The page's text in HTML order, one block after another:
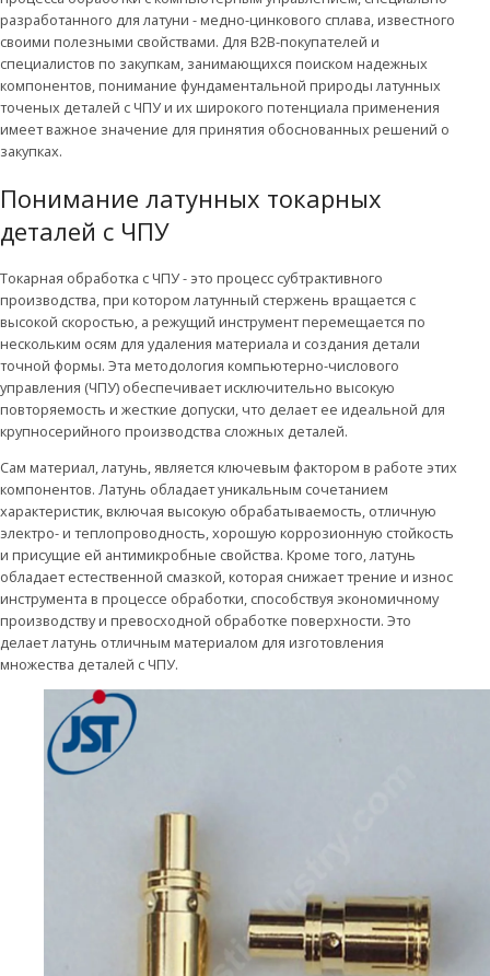
разработанного для латуни - медно-цинкового сплава, известного
своими полезными свойствами. Для B2B-покупателей и
специалистов по закупкам, занимающихся поиском надежных
компонентов, понимание фундаментальной природы латунных
точеных деталей с ЧПУ и их широкого потенциала применения
имеет важное значение для принятия обоснованных решений о
закупках.
Понимание латунных токарных
деталей с ЧПУ
Токарная обработка с ЧПУ - это процесс субтрактивного
производства, при котором латунный стержень вращается с
высокой скоростью, а режущий инструмент перемещается по
нескольким осям для удаления материала и создания детали
точной формы. Эта методология компьютерно-числового
управления (ЧПУ) обеспечивает исключительно высокую
повторяемость и жесткие допуски, что делает ее идеальной для
крупносерийного производства сложных деталей.
Сам материал, латунь, является ключевым фактором в работе этих
компонентов. Латунь обладает уникальным сочетанием
характеристик, включая высокую обрабатываемость, отличную
электро- и теплопроводность, хорошую коррозионную стойкость
и присущие ей антимикробные свойства. Кроме того, латунь
обладает естественной смазкой, которая снижает трение и износ
инструмента в процессе обработки, способствуя экономичному
производству и превосходной обработке поверхности. Это
делает латунь отличным материалом для изготовления
множества деталей с ЧПУ.